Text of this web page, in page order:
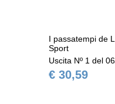
I passatempi de
Sport
Uscita Nº 1 del
€ 30,59